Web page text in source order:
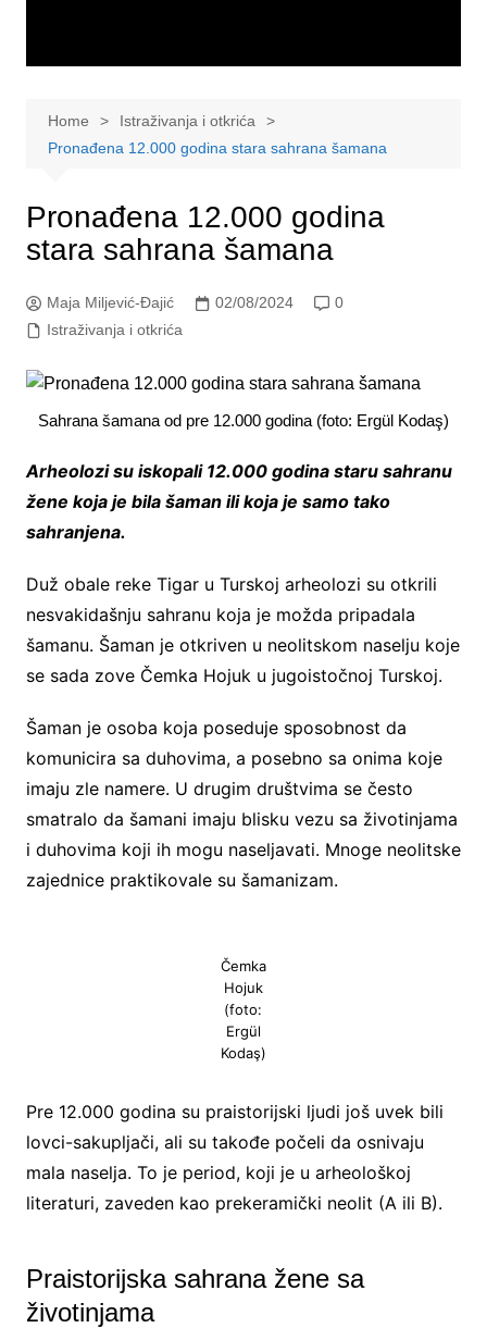
Home
Istraživanja i otkrića
Pronađena 12.000 godina stara sahrana šamana
Pronađena 12.000 godina
stara sahrana šamana
Maja Miljević-Đajić 02/08/2024
0
Istraživanja i otkrića
Sahrana šamana od pre 12.000 godina (foto: Ergül Kodaş)
Arheolozi su iskopali 12.000 godina staru sahranu
žene koja je bila šaman ili koja je samo tako
sahranjena.
Duž obale reke Tigar u Turskoj arheolozi su otkrili
nesvakidašnju sahranu koja je možda pripadala
šamanu. Šaman je otkriven u neolitskom naselju koje
se sada zove Čemka Hojuk u jugoistočnoj Turskoj.
Šaman je osoba koja poseduje sposobnost da
komunicira sa duhovima, a posebno sa onima koje
imaju zle namere. U drugim društvima se često
smatralo da šamani imaju blisku vezu sa životinjama
i duhovima koji ih mogu naseljavati. Mnoge neolitske
zajednice praktikovale su šamanizam.
Čemka
Hojuk
(foto:
Ergül
Kodaş)
Pre 12.000 godina su praistorijski ljudi još uvek bili
lovci-sakupljači, ali su takođe počeli da osnivaju
mala naselja. To je period, koji je u arheološkoj
literaturi, zaveden kao prekeramički neolit (A ili B).
Praistorijska sahrana žene sa
životinjama